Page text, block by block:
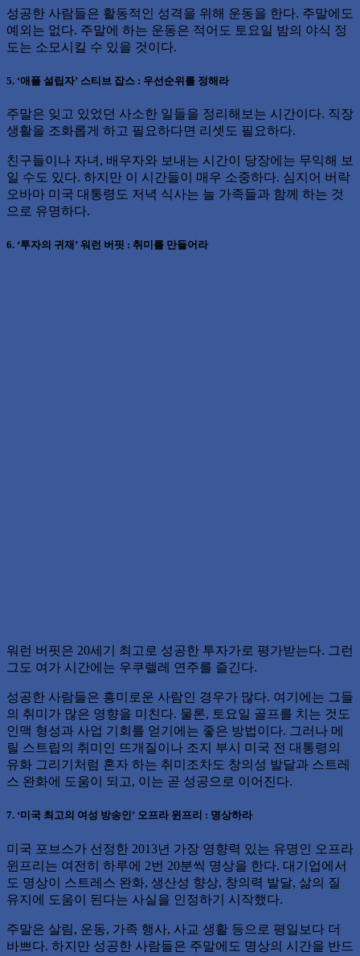
성공한 사람들은 활동적인 성격을 위해 운동을 한다. 주말에도
예외는 없다. 주말에 하는 운동은 적어도 토요일 밤의 야식 정
도는 소모시킬 수 있을 것이다.
5. ‘애플 설립자’ 스티브 잡스 : 우선순위를 정해라
주말은 잊고 있었던 사소한 일들을 정리해보는 시간이다. 직장
생활을 조화롭게 하고 필요하다면 리셋도 필요하다.
친구들이나 자녀, 배우자와 보내는 시간이 당장에는 무익해 보
일 수도 있다. 하지만 이 시간들이 매우 소중하다. 심지어 버락
오바마 미국 대통령도 저녁 식사는 늘 가족들과 함께 하는 것
으로 유명하다.
6. ‘투자의 귀재’ 워런 버핏 : 취미를 만들어라
워런 버핏은 20세기 최고로 성공한 투자가로 평가받는다. 그런
그도 여가 시간에는 우쿠렐레 연주를 즐긴다.
성공한 사람들은 흥미로운 사람인 경우가 많다. 여기에는 그들
의 취미가 많은 영향을 미친다. 물론, 토요일 골프를 치는 것도
인맥 형성과 사업 기회를 얻기에는 좋은 방법이다. 그러나 메
릴 스트립의 취미인 뜨개질이나 조지 부시 미국 전 대통령의
유화 그리기처럼 혼자 하는 취미조차도 창의성 발달과 스트레
스 완화에 도움이 되고, 이는 곧 성공으로 이어진다.
7. ‘미국 최고의 여성 방송인’ 오프라 윈프리 : 명상하라
미국 포브스가 선정한 2013년 가장 영향력 있는 유명인 오프라
윈프리는 여전히 하루에 2번 20분씩 명상을 한다. 대기업에서
도 명상이 스트레스 완화, 생산성 향상, 창의력 발달, 삶의 질
유지에 도움이 된다는 사실을 인정하기 시작했다.
주말은 살림, 운동, 가족 행사, 사교 생활 등으로 평일보다 더
바쁘다. 하지만 성공한 사람들은 주말에도 명상의 시간을 반드